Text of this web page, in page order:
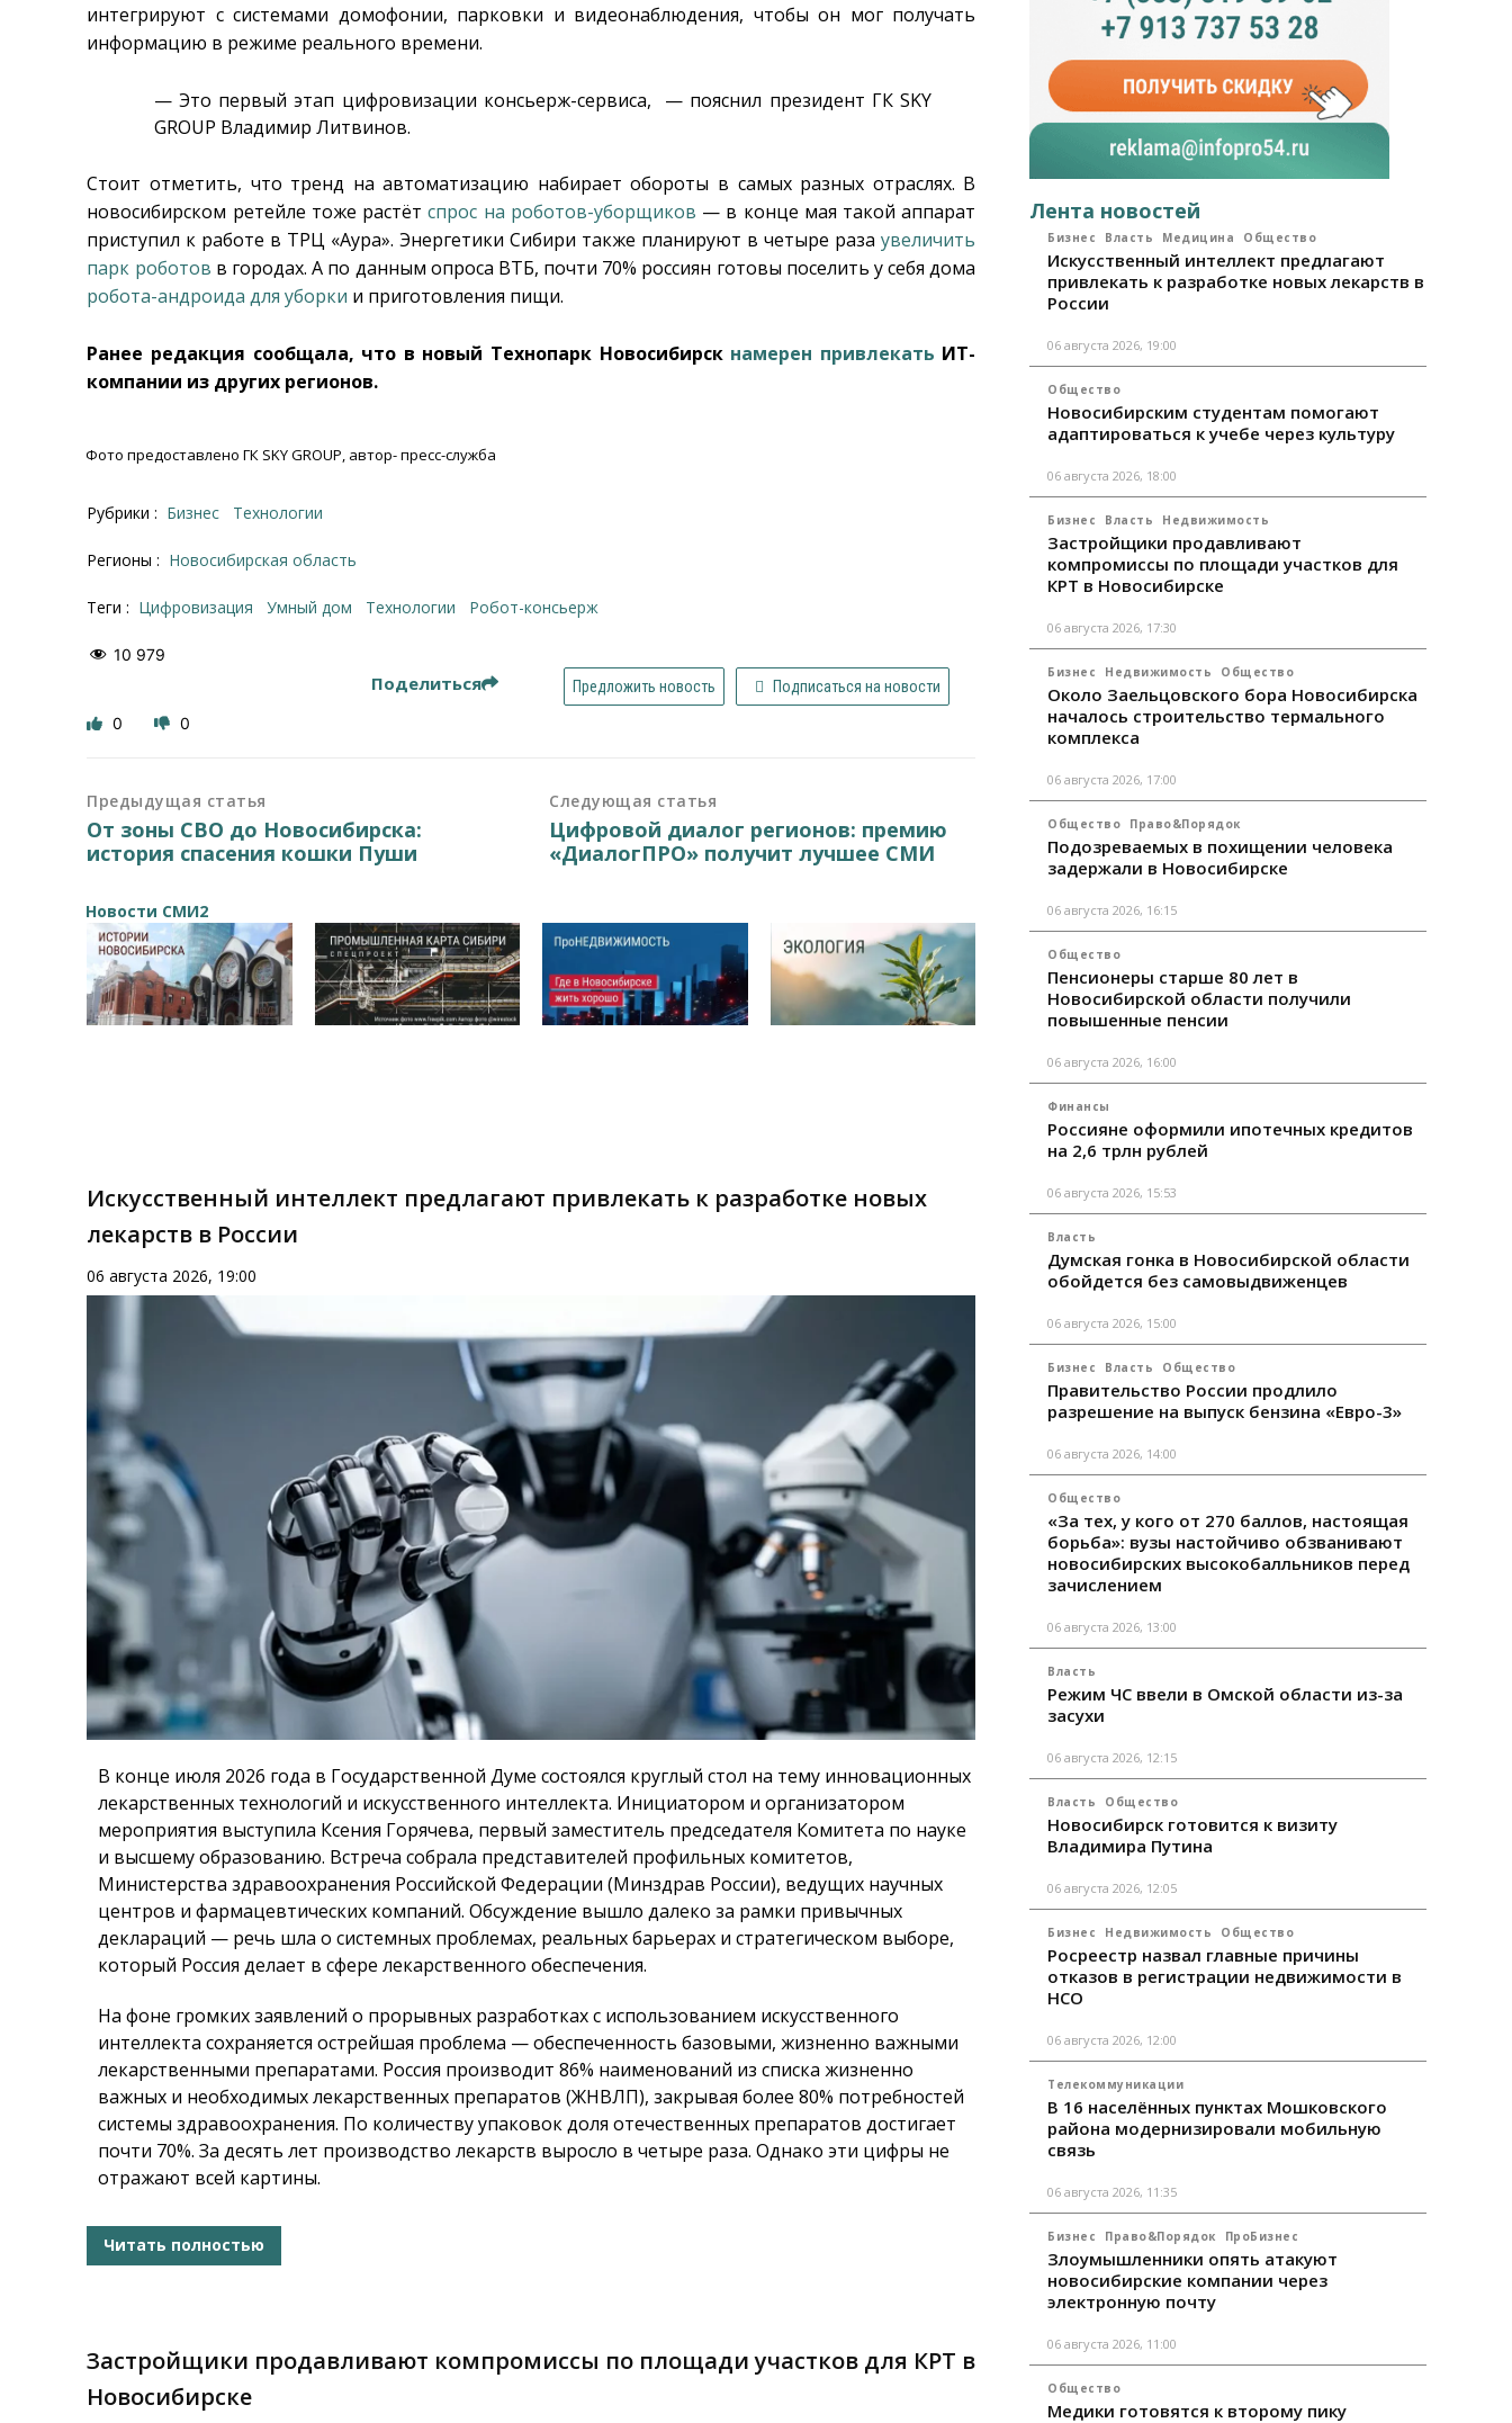
интегрируют с системами домофонии, парковки и видеонаблюдения, чтобы он мог получать
информацию в режиме реального времени.
— Это первый этап цифровизации консьерж-сервиса, — пояснил президент ГК SKY
GROUP Владимир Литвинов.
Стоит отметить, что тренд на автоматизацию набирает обороты в самых разных отраслях. В
новосибирском ретейле тоже растётспрос на роботов-уборщиков — в конце мая такой аппарат
приступил к работе в ТРЦ «Аура». Энергетики Сибири также планируют в четыре разаувеличить
парк роботов в городах. А по данным опроса ВТБ, почти 70% россиян готовы поселить у себя дома
робота-андроида для уборки и приготовления пищи.
Ранее редакция сообщала, что в новый Технопарк Новосибирск намерен привлекать ИТ-
компании из других регионов.
Фото предоставлено ГК SKY GROUP, автор- пресс-служба
Рубрики : Бизнес Технологии
Регионы : Новосибирская область
Теги : цифровизация умный дом технологии робот-консьерж
10 979
Поделиться Предложить новость Подписаться на новости
0 0
Предыдущая статья
От зоны СВО до Новосибирска:
история спасения кошки Пуши
Следующая статья
Цифровой диалог регионов: премию
«ДиалогПРО» получит лучшее СМИ
Новости СМИ2
Искусственный интеллект предлагают привлекать к разработке новых
лекарств в России
06 августа 2026, 19:00
В конце июля 2026 года в Государственной Думе состоялся круглый стол на тему инновационных
лекарственных технологий и искусственного интеллекта. Инициатором и организатором
мероприятия выступила Ксения Горячева, первый заместитель председателя Комитета по науке
и высшему образованию. Встреча собрала представителей профильных комитетов,
Министерства здравоохранения Российской Федерации (Минздрав России), ведущих научных
центров и фармацевтических компаний. Обсуждение вышло далеко за рамки привычных
деклараций — речь шла о системных проблемах, реальных барьерах и стратегическом выборе,
который Россия делает в сфере лекарственного обеспечения.
На фоне громких заявлений о прорывных разработках с использованием искусственного
интеллекта сохраняется острейшая проблема — обеспеченность базовыми, жизненно важными
лекарственными препаратами. Россия производит 86% наименований из списка жизненно
важных и необходимых лекарственных препаратов (ЖНВЛП), закрывая более 80% потребностей
системы здравоохранения. По количеству упаковок доля отечественных препаратов достигает
почти 70%. За десять лет производство лекарств выросло в четыре раза. Однако эти цифры не
отражают всей картины.
Читать полностью
Застройщики продавливают компромиссы по площади участков для КРТ в
Новосибирске
Лента новостей
Бизнес Власть Медицина Общество
Искусственный интеллект предлагают
привлекать к разработке новых лекарств в
России
06 августа 2026, 19:00
Общество
Новосибирским студентам помогают
адаптироваться к учебе через культуру
06 августа 2026, 18:00
Бизнес Власть Недвижимость
Застройщики продавливают
компромиссы по площади участков для
КРТ в Новосибирске
06 августа 2026, 17:30
Бизнес Недвижимость Общество
Около Заельцовского бора Новосибирска
началось строительство термального
комплекса
06 августа 2026, 17:00
Общество Право&Порядок
Подозреваемых в похищении человека
задержали в Новосибирске
06 августа 2026, 16:15
Общество
Пенсионеры старше 80 лет в
Новосибирской области получили
повышенные пенсии
06 августа 2026, 16:00
Финансы
Россияне оформили ипотечных кредитов
на 2,6 трлн рублей
06 августа 2026, 15:53
Власть
Думская гонка в Новосибирской области
обойдется без самовыдвиженцев
06 августа 2026, 15:00
Бизнес Власть Общество
Правительство России продлило
разрешение на выпуск бензина «Евро-3»
06 августа 2026, 14:00
Общество
«За тех, у кого от 270 баллов, настоящая
борьба»: вузы настойчиво обзванивают
новосибирских высокобалльников перед
зачислением
06 августа 2026, 13:00
Власть
Режим ЧС ввели в Омской области из-за
засухи
06 августа 2026, 12:15
Власть Общество
Новосибирск готовится к визиту
Владимира Путина
06 августа 2026, 12:05
Бизнес Недвижимость Общество
Росреестр назвал главные причины
отказов в регистрации недвижимости в
НСО
06 августа 2026, 12:00
Телекоммуникации
В 16 населённых пунктах Мошковского
района модернизировали мобильную
связь
06 августа 2026, 11:35
Бизнес Право&Порядок ПроБизнес
Злоумышленники опять атакуют
новосибирские компании через
электронную почту
06 августа 2026, 11:00
Общество
Медики готовятся к второму пику